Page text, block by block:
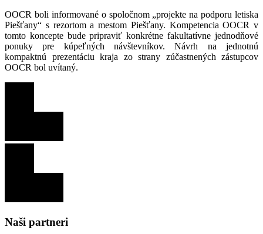
OOCR boli informované o spoločnom „projekte na podporu letiska
Piešťany“ s rezortom a mestom Piešťany. Kompetencia OOCR v
tomto koncepte bude pripraviť konkrétne fakultatívne jednodňové
ponuky pre kúpeľných návštevníkov. Návrh na jednotnú
kompaktnú prezentáciu kraja zo strany zúčastnených zástupcov
OOCR bol uvítaný.
Naši partneri